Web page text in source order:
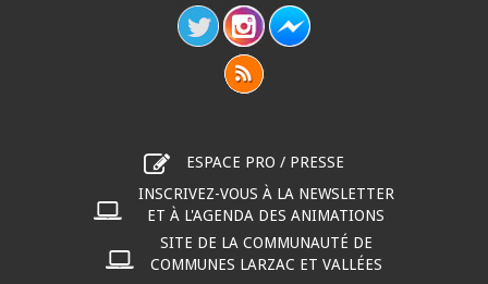
ESPACE PRO / PRESSE
INSCRIVEZ-VOUS À LA NEWSLETTER
ET À L'AGENDA DES ANIMATIONS
SITE DE LA COMMUNAUTÉ DE
COMMUNES LARZAC ET VALLÉES